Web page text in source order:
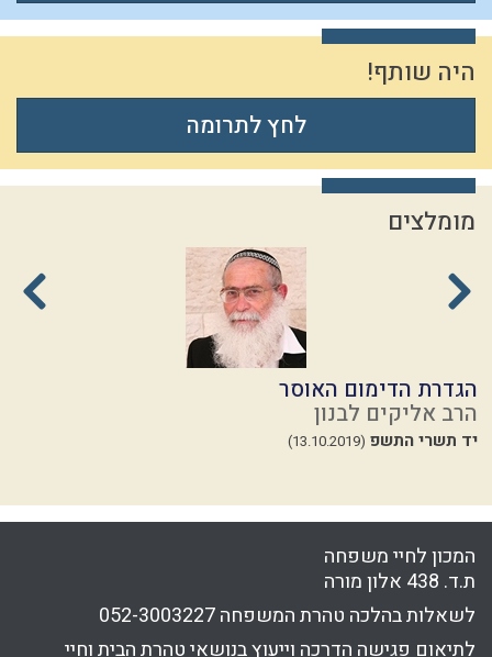
היה שותף!
לחץ לתרומה
מומלצים
הגדרת הדימום האוסר
הרב אליקים לבנון
יד תשרי התשפ (13.10.2019)
המכון לחיי משפחה
ת.ד. 438 אלון מורה
לשאלות בהלכה טהרת המשפחה052-3003227
לתיאום פגישה הדרכה וייעוץ בנושאי טהרת הבית וחיי